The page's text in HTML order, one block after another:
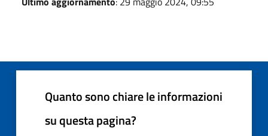
Quanto sono chiare le informazioni
su questa pagina?